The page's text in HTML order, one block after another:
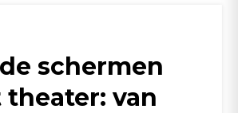
schermen
theater: van